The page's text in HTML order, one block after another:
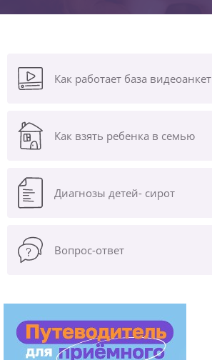
Как работает база видеоанкет
Как взять ребенка в семью
Диагнозы детей- сирот
Вопрос-ответ